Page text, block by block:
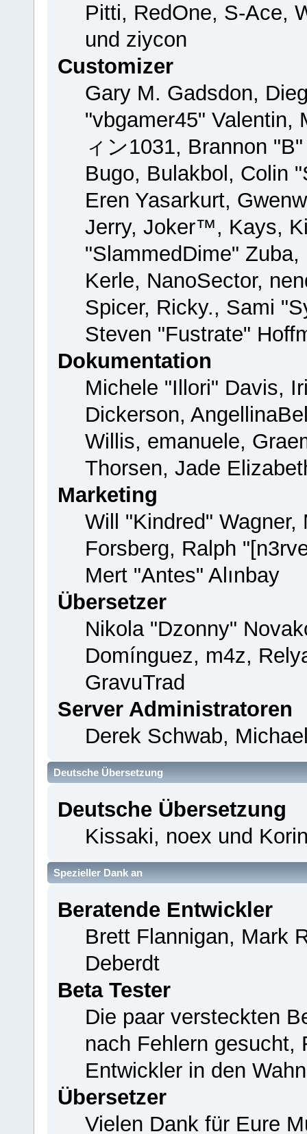
Pitti, RedOne, S-Ace,
und ziycon
Customizer
Gary M. Gadsdon,
"vbgamer45"
ィン1031, Brannon
Bugo, Bulakbol, Colin
Eren Yasarkurt,
Jerry, Joker™, Kays,
"SlammedDime"
Kerle, NanoSector,
Spicer, Ricky., Sami
Steven "Fustrate"
Dokumentation
Michele "Illori" Davis,
Dickerson,
Willis, emanuele,
Thorsen, Jade
Marketing
Will "Kindred" Wagner,
Forsberg, Ralph
Mert "Antes" Alınbay
Übersetzer
Nikola "Dzonny"
Domínguez, m4z,
GravuTrad
Server Administratoren
Derek Schwab,
Deutsche Übersetzung
Deutsche Übersetzung
Kissaki, noex und
Spezieller Dank an
Beratende Entwickler
Brett Flannigan, Mark
Deberdt
Beta Tester
Die paar versteckten
nach Fehlern gesucht,
Entwickler in den
Übersetzer
Vielen Dank für Eure